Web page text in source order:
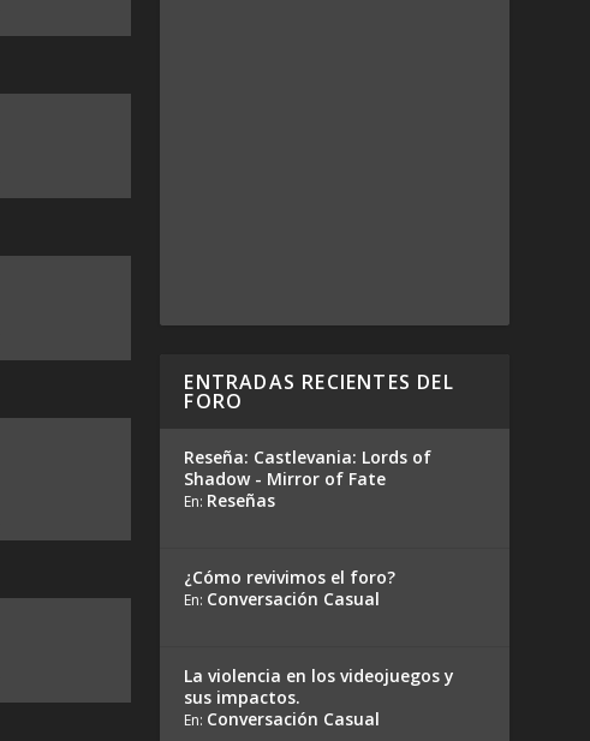
ENTRADAS RECIENTES DEL
FORO
Reseña: Castlevania: Lords of
Shadow - Mirror of Fate
En: Reseñas
¿Cómo revivimos el foro?
En: Conversación Casual
La violencia en los videojuegos y
sus impactos.
En: Conversación Casual